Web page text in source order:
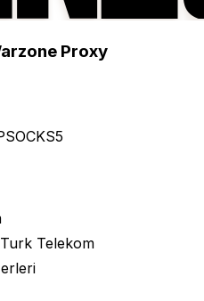
Proxy
SOCKS5
Telekom